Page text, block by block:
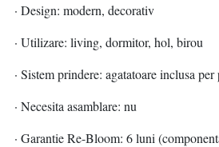
· Design: modern, decorativ
· Utilizare: living, dormitor, hol, birou
· Sistem prindere: agatatoare inclusa per
· Necesita asamblare: nu
· Garantie Re-Bloom: 6 luni